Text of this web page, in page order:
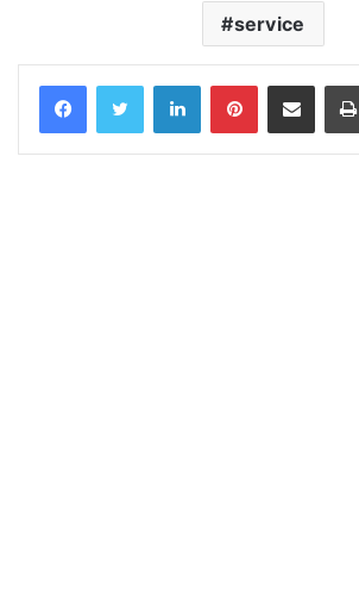
service
LinkedInPinterestShare via Email